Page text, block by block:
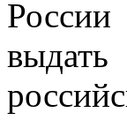
России
выдать